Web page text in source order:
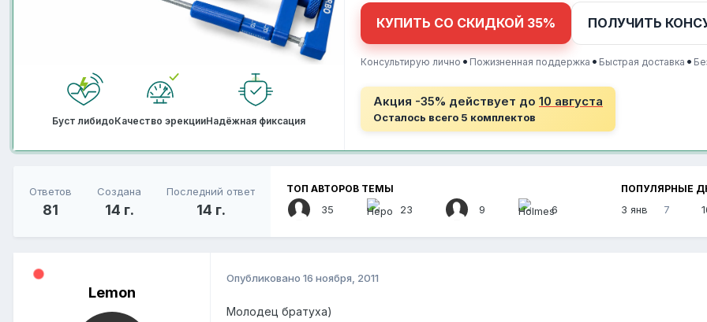
Буст либидоКачество эрекцииНадёжная фиксация
КУПИТЬ СО СКИДКОЙ 35% ПОЛУЧИТЬ
Консультирую лично • Пожизненная поддержка • Быстрая доставка •
Акция -35% действует до 10 августа
Осталось всего 5 комплектов
Ответов
81
Создана
14 г.
Последний ответ
14 г.
ТОП АВТОРОВ ТЕМЫ
35 23 9 6
ПОПУЛЯРНЫЕ
3 янв 7
Lemon
Опубликовано 16 ноября, 2011
Молодец братуха)